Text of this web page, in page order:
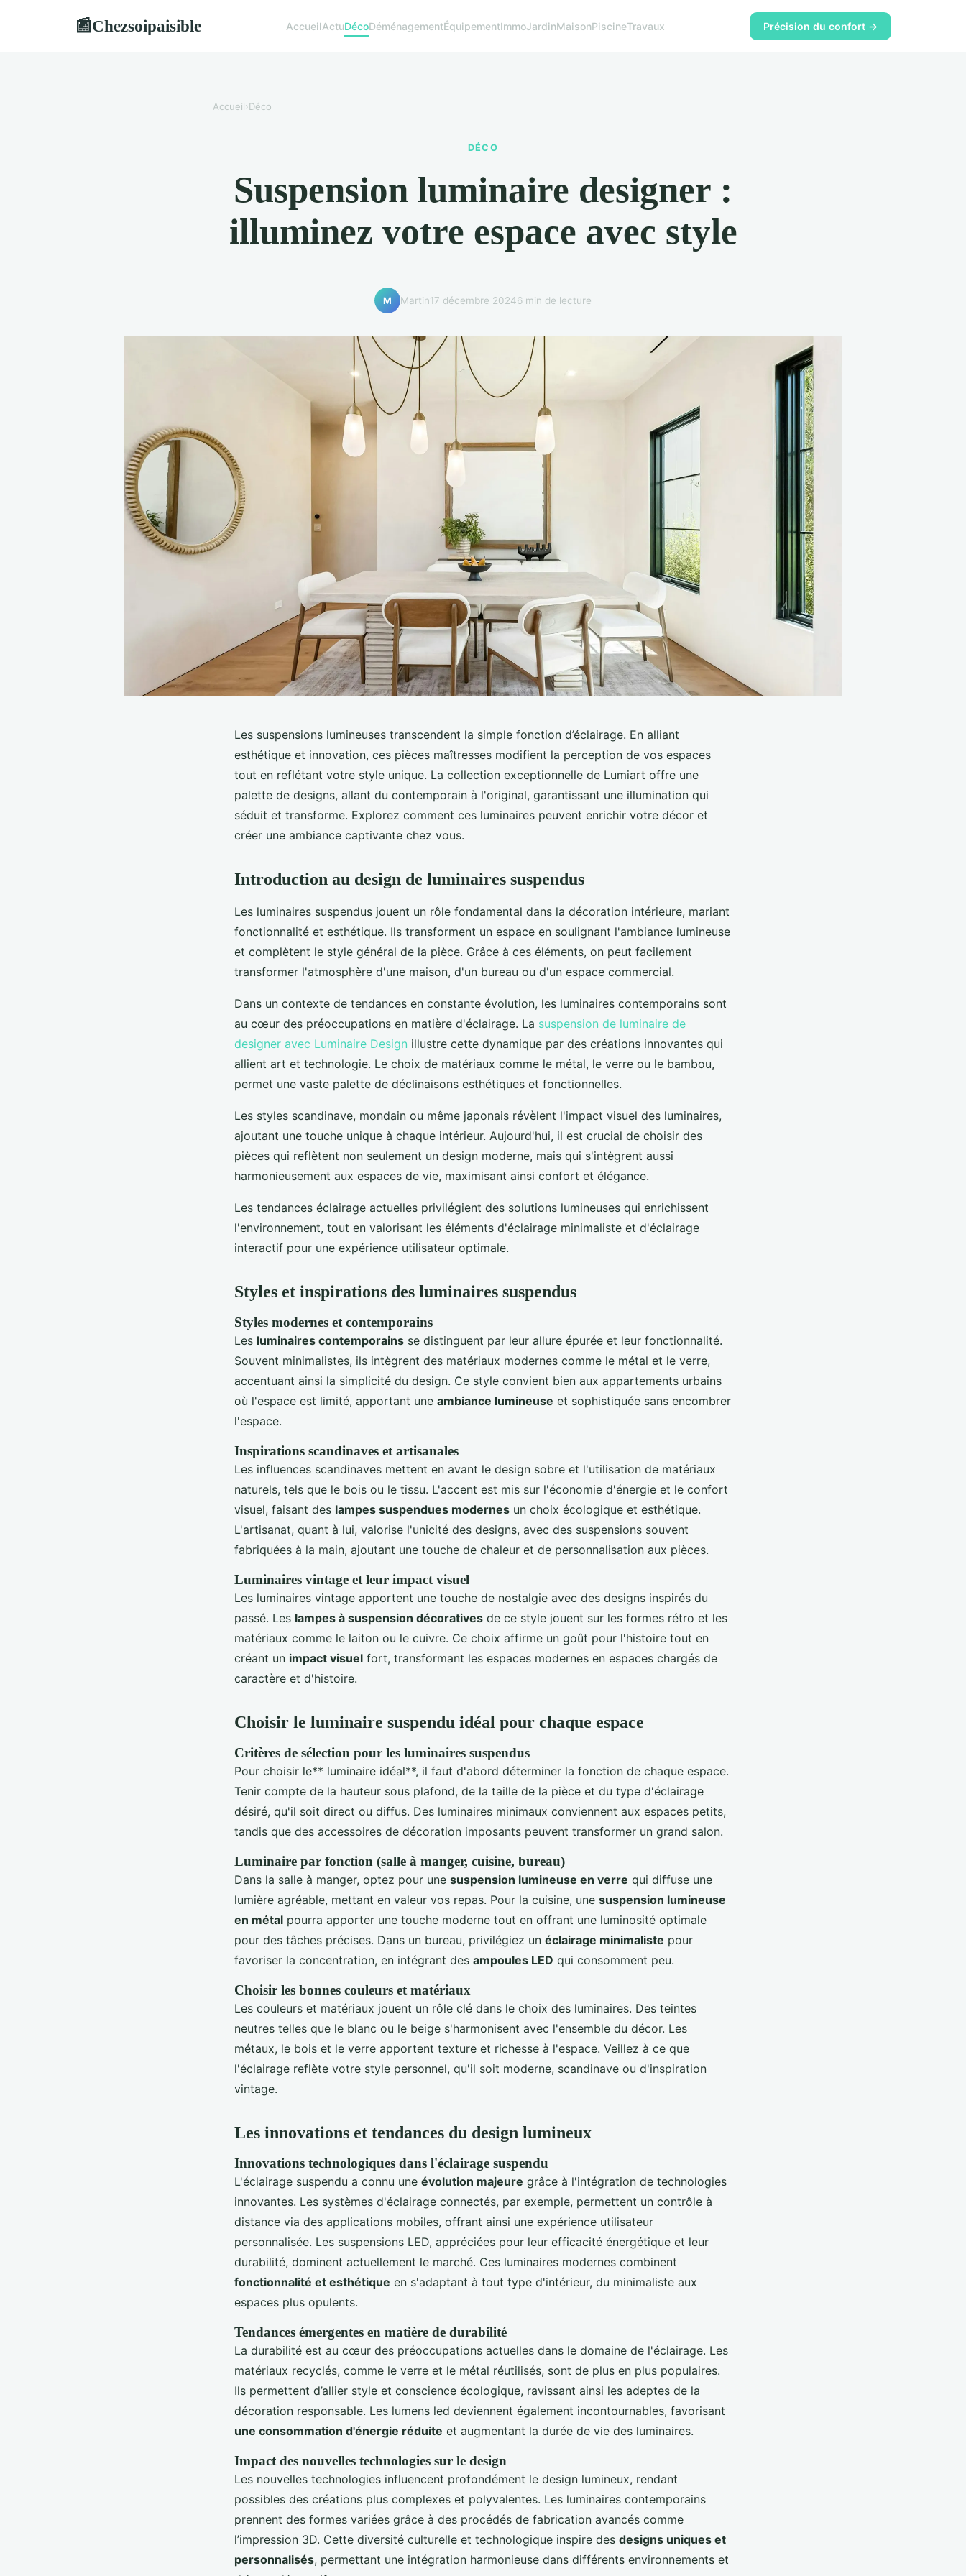
📰Chezsoipaisible AccueilActuDécoDéménagementÉquipementImmoJardinMaisonPiscineTravaux Précision du confort →
Accueil›Déco
DÉCO
Suspension luminaire designer :
illuminez votre espace avec style
M Martin17 décembre 20246 min de lecture
Les suspensions lumineuses transcendent la simple fonction d’éclairage. En alliant
esthétique et innovation, ces pièces maîtresses modifient la perception de vos espaces
tout en reflétant votre style unique. La collection exceptionnelle de Lumiart offre une
palette de designs, allant du contemporain à l'original, garantissant une illumination qui
séduit et transforme. Explorez comment ces luminaires peuvent enrichir votre décor et
créer une ambiance captivante chez vous.
Introduction au design de luminaires suspendus
Les luminaires suspendus jouent un rôle fondamental dans la décoration intérieure, mariant
fonctionnalité et esthétique. Ils transforment un espace en soulignant l'ambiance lumineuse
et complètent le style général de la pièce. Grâce à ces éléments, on peut facilement
transformer l'atmosphère d'une maison, d'un bureau ou d'un espace commercial.
Dans un contexte de tendances en constante évolution, les luminaires contemporains sont
au cœur des préoccupations en matière d'éclairage. La suspension de luminaire de
designer avec Luminaire Design illustre cette dynamique par des créations innovantes qui
allient art et technologie. Le choix de matériaux comme le métal, le verre ou le bambou,
permet une vaste palette de déclinaisons esthétiques et fonctionnelles.
Les styles scandinave, mondain ou même japonais révèlent l'impact visuel des luminaires,
ajoutant une touche unique à chaque intérieur. Aujourd'hui, il est crucial de choisir des
pièces qui reflètent non seulement un design moderne, mais qui s'intègrent aussi
harmonieusement aux espaces de vie, maximisant ainsi confort et élégance.
Les tendances éclairage actuelles privilégient des solutions lumineuses qui enrichissent
l'environnement, tout en valorisant les éléments d'éclairage minimaliste et d'éclairage
interactif pour une expérience utilisateur optimale.
Styles et inspirations des luminaires suspendus
Styles modernes et contemporains
Les luminaires contemporains se distinguent par leur allure épurée et leur fonctionnalité.
Souvent minimalistes, ils intègrent des matériaux modernes comme le métal et le verre,
accentuant ainsi la simplicité du design. Ce style convient bien aux appartements urbains
où l'espace est limité, apportant une ambiance lumineuse et sophistiquée sans encombrer
l'espace.
Inspirations scandinaves et artisanales
Les influences scandinaves mettent en avant le design sobre et l'utilisation de matériaux
naturels, tels que le bois ou le tissu. L'accent est mis sur l'économie d'énergie et le confort
visuel, faisant des lampes suspendues modernes un choix écologique et esthétique.
L'artisanat, quant à lui, valorise l'unicité des designs, avec des suspensions souvent
fabriquées à la main, ajoutant une touche de chaleur et de personnalisation aux pièces.
Luminaires vintage et leur impact visuel
Les luminaires vintage apportent une touche de nostalgie avec des designs inspirés du
passé. Les lampes à suspension décoratives de ce style jouent sur les formes rétro et les
matériaux comme le laiton ou le cuivre. Ce choix affirme un goût pour l'histoire tout en
créant un impact visuel fort, transformant les espaces modernes en espaces chargés de
caractère et d'histoire.
Choisir le luminaire suspendu idéal pour chaque espace
Critères de sélection pour les luminaires suspendus
Pour choisir le** luminaire idéal**, il faut d'abord déterminer la fonction de chaque espace.
Tenir compte de la hauteur sous plafond, de la taille de la pièce et du type d'éclairage
désiré, qu'il soit direct ou diffus. Des luminaires minimaux conviennent aux espaces petits,
tandis que des accessoires de décoration imposants peuvent transformer un grand salon.
Luminaire par fonction (salle à manger, cuisine, bureau)
Dans la salle à manger, optez pour une suspension lumineuse en verre qui diffuse une
lumière agréable, mettant en valeur vos repas. Pour la cuisine, une suspension lumineuse
en métal pourra apporter une touche moderne tout en offrant une luminosité optimale
pour des tâches précises. Dans un bureau, privilégiez un éclairage minimaliste pour
favoriser la concentration, en intégrant des ampoules LED qui consomment peu.
Choisir les bonnes couleurs et matériaux
Les couleurs et matériaux jouent un rôle clé dans le choix des luminaires. Des teintes
neutres telles que le blanc ou le beige s'harmonisent avec l'ensemble du décor. Les
métaux, le bois et le verre apportent texture et richesse à l'espace. Veillez à ce que
l'éclairage reflète votre style personnel, qu'il soit moderne, scandinave ou d'inspiration
vintage.
Les innovations et tendances du design lumineux
Innovations technologiques dans l'éclairage suspendu
L'éclairage suspendu a connu une évolution majeure grâce à l'intégration de technologies
innovantes. Les systèmes d'éclairage connectés, par exemple, permettent un contrôle à
distance via des applications mobiles, offrant ainsi une expérience utilisateur
personnalisée. Les suspensions LED, appréciées pour leur efficacité énergétique et leur
durabilité, dominent actuellement le marché. Ces luminaires modernes combinent
fonctionnalité et esthétique en s'adaptant à tout type d'intérieur, du minimaliste aux
espaces plus opulents.
Tendances émergentes en matière de durabilité
La durabilité est au cœur des préoccupations actuelles dans le domaine de l'éclairage. Les
matériaux recyclés, comme le verre et le métal réutilisés, sont de plus en plus populaires.
Ils permettent d’allier style et conscience écologique, ravissant ainsi les adeptes de la
décoration responsable. Les lumens led deviennent également incontournables, favorisant
une consommation d'énergie réduite et augmentant la durée de vie des luminaires.
Impact des nouvelles technologies sur le design
Les nouvelles technologies influencent profondément le design lumineux, rendant
possibles des créations plus complexes et polyvalentes. Les luminaires contemporains
prennent des formes variées grâce à des procédés de fabrication avancés comme
l’impression 3D. Cette diversité culturelle et technologique inspire des designs uniques et
personnalisés, permettant une intégration harmonieuse dans différents environnements et